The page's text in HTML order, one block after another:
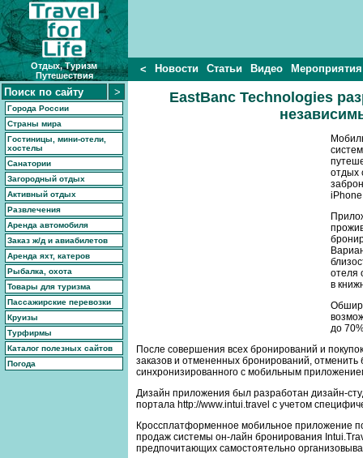
Отдых, Туризм
Путешествия
< Новости Статьи Видео Мероприятия
Города России
Страны мира
Гостиницы, мини-отели,
хостелы
Санатории
Загородный отдых
Активный отдых
Развлечения
Аренда автомобиля
Заказ ж/д и авиабилетов
Аренда яхт, катеров
Рыбалка, охота
Товары для туризма
Пассажирские перевозки
Круизы
Турфирмы
Каталог полезных сайтов
Погода
EastBanc Technologies
отдых
отеля
в
до
После совершения всех бронирований и
заказов и отмененных бронирований,
синхронизированного с мобильным
Дизайн приложения был разработан дизайн-
портала http://www.intui.travel с учетом
Кроссплатформенное мобильное приложение
продаж системы он-лайн бронирования
предпочитающих самостоятельно